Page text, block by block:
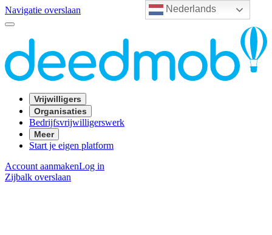
Nederlands
Navigatie overslaan
Vrijwilligers
Organisaties
Bedrijfsvrijwilligerswerk
Meer
Start je eigen platform
Account aanmakenLog in
Zijbalk overslaan